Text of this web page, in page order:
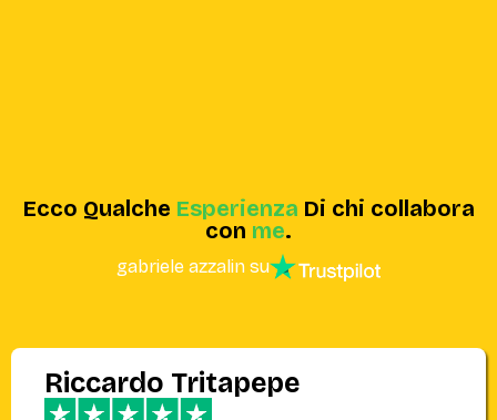
Ecco Qualche Esperienza Di chi collabora
con me.
gabriele azzalin su
Riccardo Tritapepe